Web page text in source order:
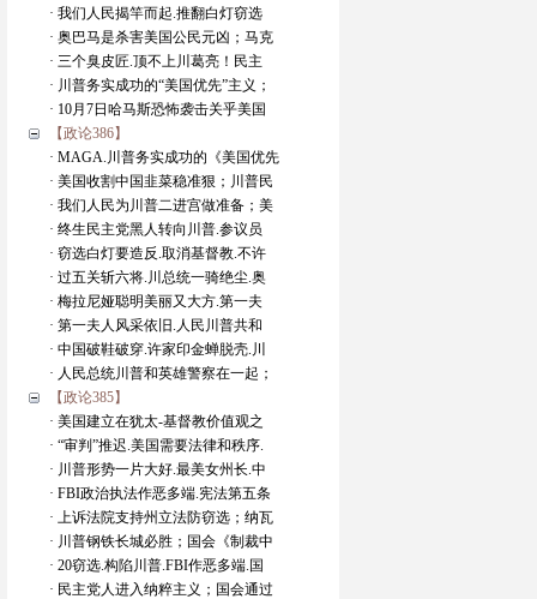
· 我们人民揭竿而起.推翻白灯窃选
· 奥巴马是杀害美国公民元凶；马克
· 三个臭皮匠.顶不上川葛亮！民主
· 川普务实成功的“美国优先”主义；
· 10月7日哈马斯恐怖袭击关乎美国
【政论386】
· MAGA.川普务实成功的《美国优先
· 美国收割中国韭菜稳准狠；川普民
· 我们人民为川普二进宫做准备；美
· 终生民主党黑人转向川普.参议员
· 窃选白灯要造反.取消基督教.不许
· 过五关斩六将.川总统一骑绝尘.奥
· 梅拉尼娅聪明美丽又大方.第一夫
· 第一夫人风采依旧.人民川普共和
· 中国破鞋破穿.许家印金蝉脱壳.川
· 人民总统川普和英雄警察在一起；
【政论385】
· 美国建立在犹太-基督教价值观之
· “审判”推迟.美国需要法律和秩序.
· 川普形势一片大好.最美女州长.中
· FBI政治执法作恶多端.宪法第五条
· 上诉法院支持州立法防窃选；纳瓦
· 川普钢铁长城必胜；国会《制裁中
· 20窃选.构陷川普.FBI作恶多端.国
· 民主党人进入纳粹主义；国会通过